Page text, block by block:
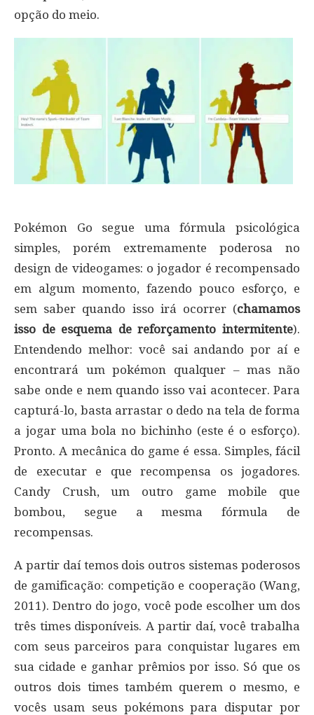
opção do meio.
Pokémon Go segue uma fórmula psicológica
simples, porém extremamente poderosa no
design de videogames: o jogador é recompensado
em algum momento, fazendo pouco esforço, e
sem saber quando isso irá ocorrer (chamamos
isso de esquema de reforçamento intermitente).
Entendendo melhor: você sai andando por aí e
encontrará um pokémon qualquer – mas não
sabe onde e nem quando isso vai acontecer. Para
capturá-lo, basta arrastar o dedo na tela de forma
a jogar uma bola no bichinho (este é o esforço).
Pronto. A mecânica do game é essa. Simples, fácil
de executar e que recompensa os jogadores.
Candy Crush, um outro game mobile que
bombou, segue a mesma fórmula de
recompensas.
A partir daí temos dois outros sistemas poderosos
de gamificação: competição e cooperação (Wang,
2011). Dentro do jogo, você pode escolher um dos
três times disponíveis. A partir daí, você trabalha
com seus parceiros para conquistar lugares em
sua cidade e ganhar prêmios por isso. Só que os
outros dois times também querem o mesmo, e
vocês usam seus pokémons para disputar por